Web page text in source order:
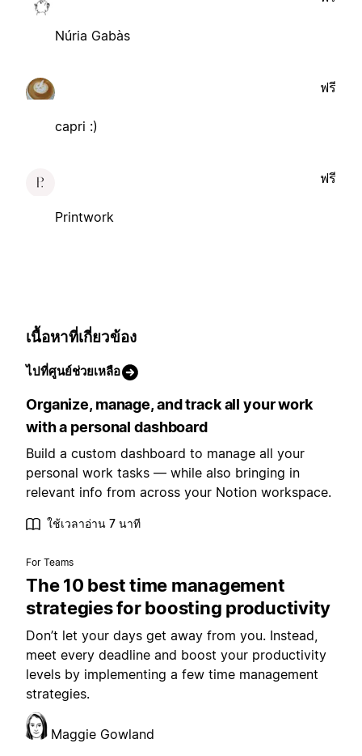
Núria Gabàs
capri :)
ฟรี
Printwork
ฟรี
เนื้อหาที่เกี่ยวข้อง
ไปที่ศูนย์ช่วยเหลือ
Organize, manage, and track all your work
with a personal dashboard
Build a custom dashboard to manage all your
personal work tasks — while also bringing in
relevant info from across your Notion workspace.
ใช้เวลาอ่าน 7 นาที
For Teams
The 10 best time management
strategies for boosting productivity
Don’t let your days get away from you. Instead,
meet every deadline and boost your productivity
levels by implementing a few time management
strategies.
Maggie Gowland